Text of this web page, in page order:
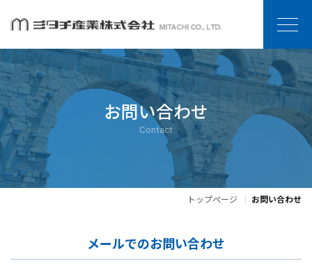
お問い合わせ
Contact
トップページ お問い合わせ
メールでのお問い合わせ